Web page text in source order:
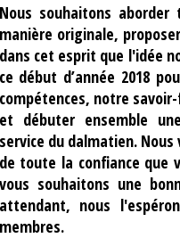
souhaitons
originale,
cet esprit que l'idée
début d’année 2018
notre
débuter ensemble
du dalmatien.
toute la confiance que
souhaitons une
nous